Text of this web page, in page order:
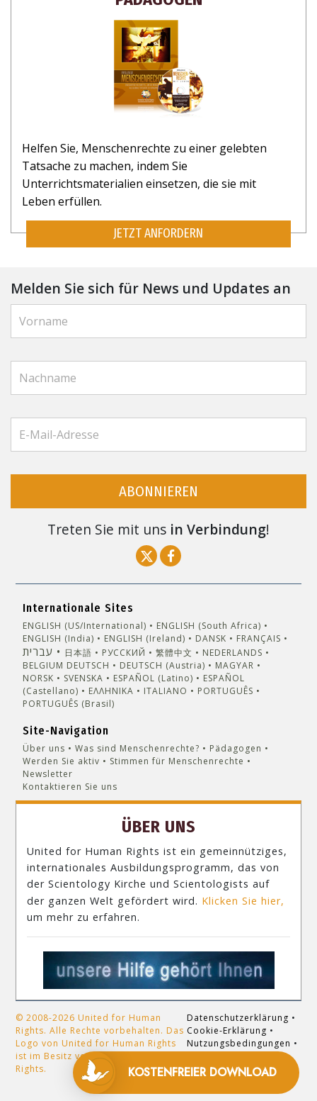
KOSTENFREIER DOWNLOAD
Helfen Sie, Menschenrechte zu einer gelebten
Tatsache zu machen, indem Sie
Unterrichtsmaterialien einsetzen, die sie mit
Leben erfüllen.
JETZT ANFORDERN
Melden Sie sich für News und Updates an
ABONNIEREN
Treten Sie mit uns in Verbindung!
Internationale Sites
ENGLISH (US/International)
ENGLISH (South Africa)
ENGLISH (India)
ENGLISH (Ireland) DANSK FRANÇAIS
עברית 日本語 РУССКИЙ 繁體中文
NEDERLANDS
BELGIUM DEUTSCH DEUTSCH (Austria)
MAGYAR
NORSK
SVENSKA ESPAÑOL (Latino)
ESPAÑOL
(Castellano)
ΕΛΛΗΝΙΚA ITALIANO
PORTUGUÊS
PORTUGUÊS (Brasil)‎
Site-Navigation
Über uns Was sind Menschenrechte?
Pädagogen
Werden Sie aktiv
Stimmen für Menschenrechte
Newsletter
Kontaktieren Sie uns
ÜBER UNS
United for Human Rights ist ein gemeinnütziges,
internationales Ausbildungsprogramm, das von
der Scientology Kirche und Scientologists auf
der ganzen Welt gefördert wird. Klicken Sie hier,
um mehr zu erfahren.
© 2008-2026 United for Human
Rights. Alle Rechte vorbehalten. Das
Logo von United for Human Rights
ist im Besitz von United for Human
Rights.
Datenschutzerklärung •
Cookie-Erklärung •
Nutzungsbedingungen •